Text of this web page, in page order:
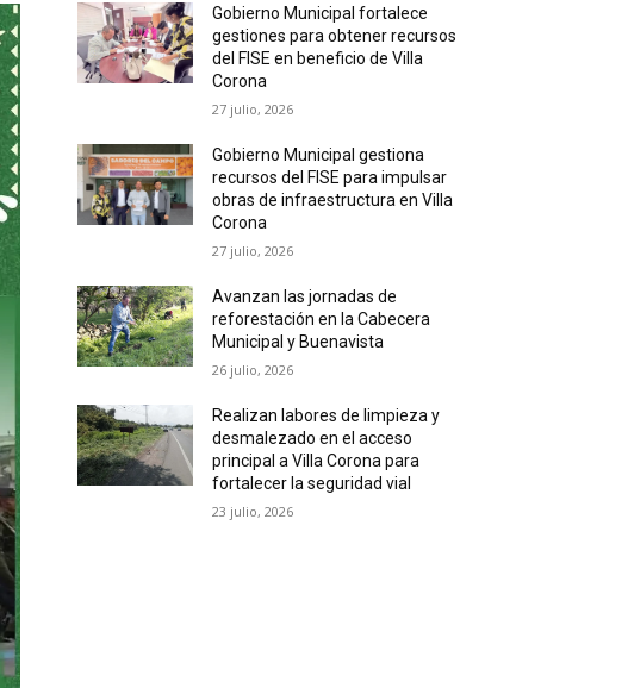
Gobierno Municipal fortalece
gestiones para obtener recursos
del FISE en beneficio de Villa
Corona
27 julio, 2026
Gobierno Municipal gestiona
recursos del FISE para impulsar
obras de infraestructura en Villa
Corona
27 julio, 2026
Avanzan las jornadas de
reforestación en la Cabecera
Municipal y Buenavista
26 julio, 2026
Realizan labores de limpieza y
desmalezado en el acceso
principal a Villa Corona para
fortalecer la seguridad vial
23 julio, 2026